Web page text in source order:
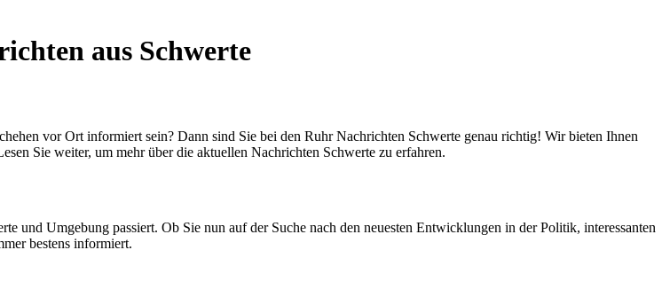
aus Schwerte
vor Ort informiert sein? Dann sind Sie bei den Ruhr Nachrichten Schwerte genau richtig! Wir bieten Ihnen
Sie weiter, um mehr über die aktuellen Nachrichten Schwerte zu erfahren.
und Umgebung passiert. Ob Sie nun auf der Suche nach den neuesten Entwicklungen in der Politik, interessanten
bestens informiert.